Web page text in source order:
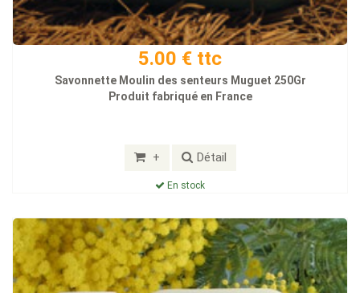
5.00 € ttc
Savonnette Moulin des senteurs Muguet 250Gr
Produit fabriqué en France
+ Détail
En stock